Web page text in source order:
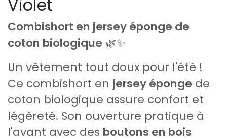
Violet
Combishort en jersey éponge de
coton biologique 🌿✨
Un vêtement tout doux pour l'été !
Ce combishort en jersey éponge de
coton biologique assure confort et
légèreté. Son ouverture pratique à
l'avant avec des boutons en bois